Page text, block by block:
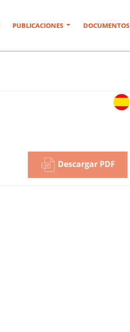
PUBLICACIONES DOCUMENTOS
Descargar PDF